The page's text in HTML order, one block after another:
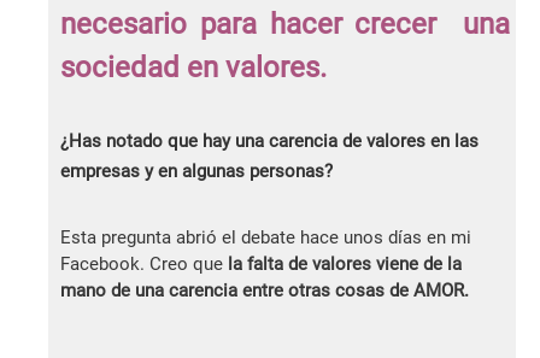
necesario para hacer crecer una
sociedad en valores.
¿Has notado que hay una carencia de valores en las
empresas y en algunas personas?
Esta pregunta abrió el debate hace unos días en mi
Facebook. Creo que la falta de valores viene de la
mano de una carencia entre otras cosas de AMOR.